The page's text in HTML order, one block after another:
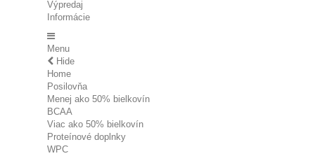
Výpredaj
Informácie
Menu
Hide
Home
Posilovňa
Menej ako 50% bielkovín
BCAA
Viac ako 50% bielkovín
Proteínové doplnky
WPC